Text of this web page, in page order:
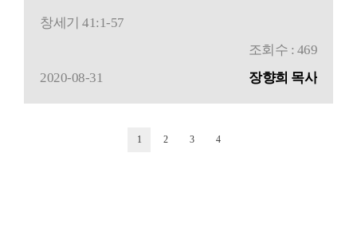
창세기 41:1-57
조회수 : 469
2020-08-31
장향희 목사
1 2 3 4